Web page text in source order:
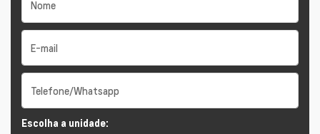
Escolha a unidade: